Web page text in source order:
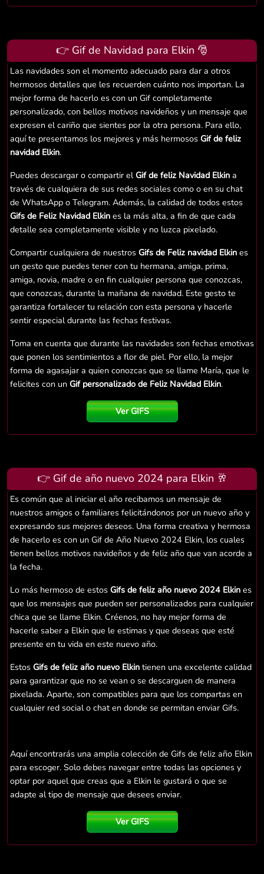
👉 Gif de Navidad para Elkin 🎅
Las navidades son el momento adecuado para dar a otros
hermosos detalles que les recuerden cuánto nos importan. La
mejor forma de hacerlo es con un Gif completamente
personalizado, con bellos motivos navideños y un mensaje que
expresen el cariño que sientes por la otra persona. Para ello,
aquí te presentamos los mejores y más hermosos Gif de feliz
navidad Elkin.
Puedes descargar o compartir elGif de feliz Navidad Elkin a
través de cualquiera de sus redes sociales como o en su chat
de WhatsApp o Telegram. Además, la calidad de todos estos
Gifs de Feliz Navidad Elkin es la más alta, a fin de que cada
detalle sea completamente visible y no luzca pixelado.
Compartir cualquiera de nuestros Gifs de Feliz navidad Elkin es
un gesto que puedes tener con tu hermana, amiga, prima,
amiga, novia, madre o en fin cualquier persona que conozcas,
que conozcas, durante la mañana de navidad. Este gesto te
garantiza fortalecer tu relación con esta persona y hacerle
sentir especial durante las fechas festivas.
Toma en cuenta que durante las navidades son fechas emotivas
que ponen los sentimientos a flor de piel. Por ello, la mejor
forma de agasajar a quien conozcas que se llame María, que le
felicites con un Gif personalizado de Feliz Navidad Elkin.
Ver GIFS
👉 Gif de año nuevo 2024 para Elkin 🥂
Es común que al iniciar el año recibamos un mensaje de
nuestros amigos o familiares felicitándonos por un nuevo año y
expresando sus mejores deseos. Una forma creativa y hermosa
de hacerlo es con un Gif de Año Nuevo 2024 Elkin, los cuales
tienen bellos motivos navideños y de feliz año que van acorde a
la fecha.
Lo más hermoso de estos Gifs de feliz año nuevo 2024 Elkin es
que los mensajes que pueden ser personalizados para cualquier
chica que se llame Elkin. Créenos, no hay mejor forma de
hacerle saber a Elkin que le estimas y que deseas que esté
presente en tu vida en este nuevo año.
Estos Gifs de feliz año nuevo Elkin tienen una excelente calidad
para garantizar que no se vean o se descarguen de manera
pixelada. Aparte, son compatibles para que los compartas en
cualquier red social o chat en donde se permitan enviar Gifs.
Aquí encontrarás una amplia colección de Gifs de feliz año Elkin
para escoger. Solo debes navegar entre todas las opciones y
optar por aquel que creas que a Elkin le gustará o que se
adapte al tipo de mensaje que desees enviar.
Ver GIFS